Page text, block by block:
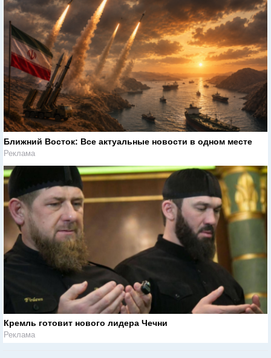
Ближний Восток: Все актуальные новости в одном месте
Реклама
Кремль готовит нового лидера Чечни
Реклама